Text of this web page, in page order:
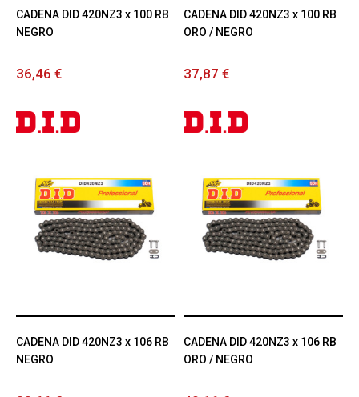
CADENA DID 420NZ3 x 100 RB
NEGRO
36,46 €
CADENA DID 420NZ3 x 100 RB
ORO / NEGRO
37,87 €
CADENA DID 420NZ3 x 106 RB
NEGRO
CADENA DID 420NZ3 x 106 RB
ORO / NEGRO